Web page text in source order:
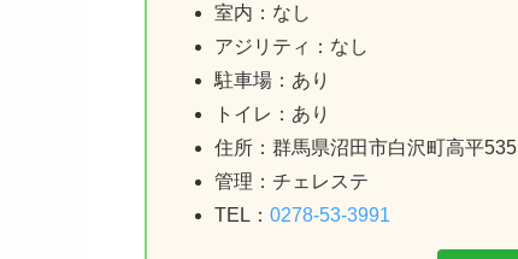
室内：なし
アジリティ：なし
駐車場：あり
トイレ：あり
住所：群馬県沼田市白沢町高平535
管理：チェレステ
TEL： 0278-53-3991